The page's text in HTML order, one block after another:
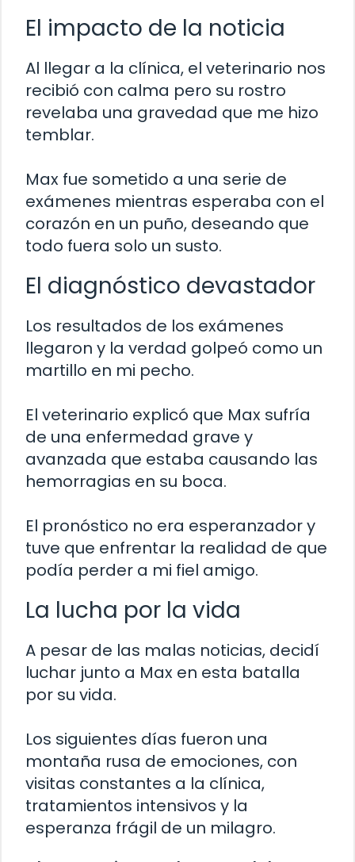
El impacto de la noticia
Al llegar a la clínica, el veterinario nos
recibió con calma pero su rostro
revelaba una gravedad que me hizo
temblar.
Max fue sometido a una serie de
exámenes mientras esperaba con el
corazón en un puño, deseando que
todo fuera solo un susto.
El diagnóstico devastador
Los resultados de los exámenes
llegaron y la verdad golpeó como un
martillo en mi pecho.
El veterinario explicó que Max sufría
de una enfermedad grave y
avanzada que estaba causando las
hemorragias en su boca.
El pronóstico no era esperanzador y
tuve que enfrentar la realidad de que
podía perder a mi fiel amigo.
La lucha por la vida
A pesar de las malas noticias, decidí
luchar junto a Max en esta batalla
por su vida.
Los siguientes días fueron una
montaña rusa de emociones, con
visitas constantes a la clínica,
tratamientos intensivos y la
esperanza frágil de un milagro.